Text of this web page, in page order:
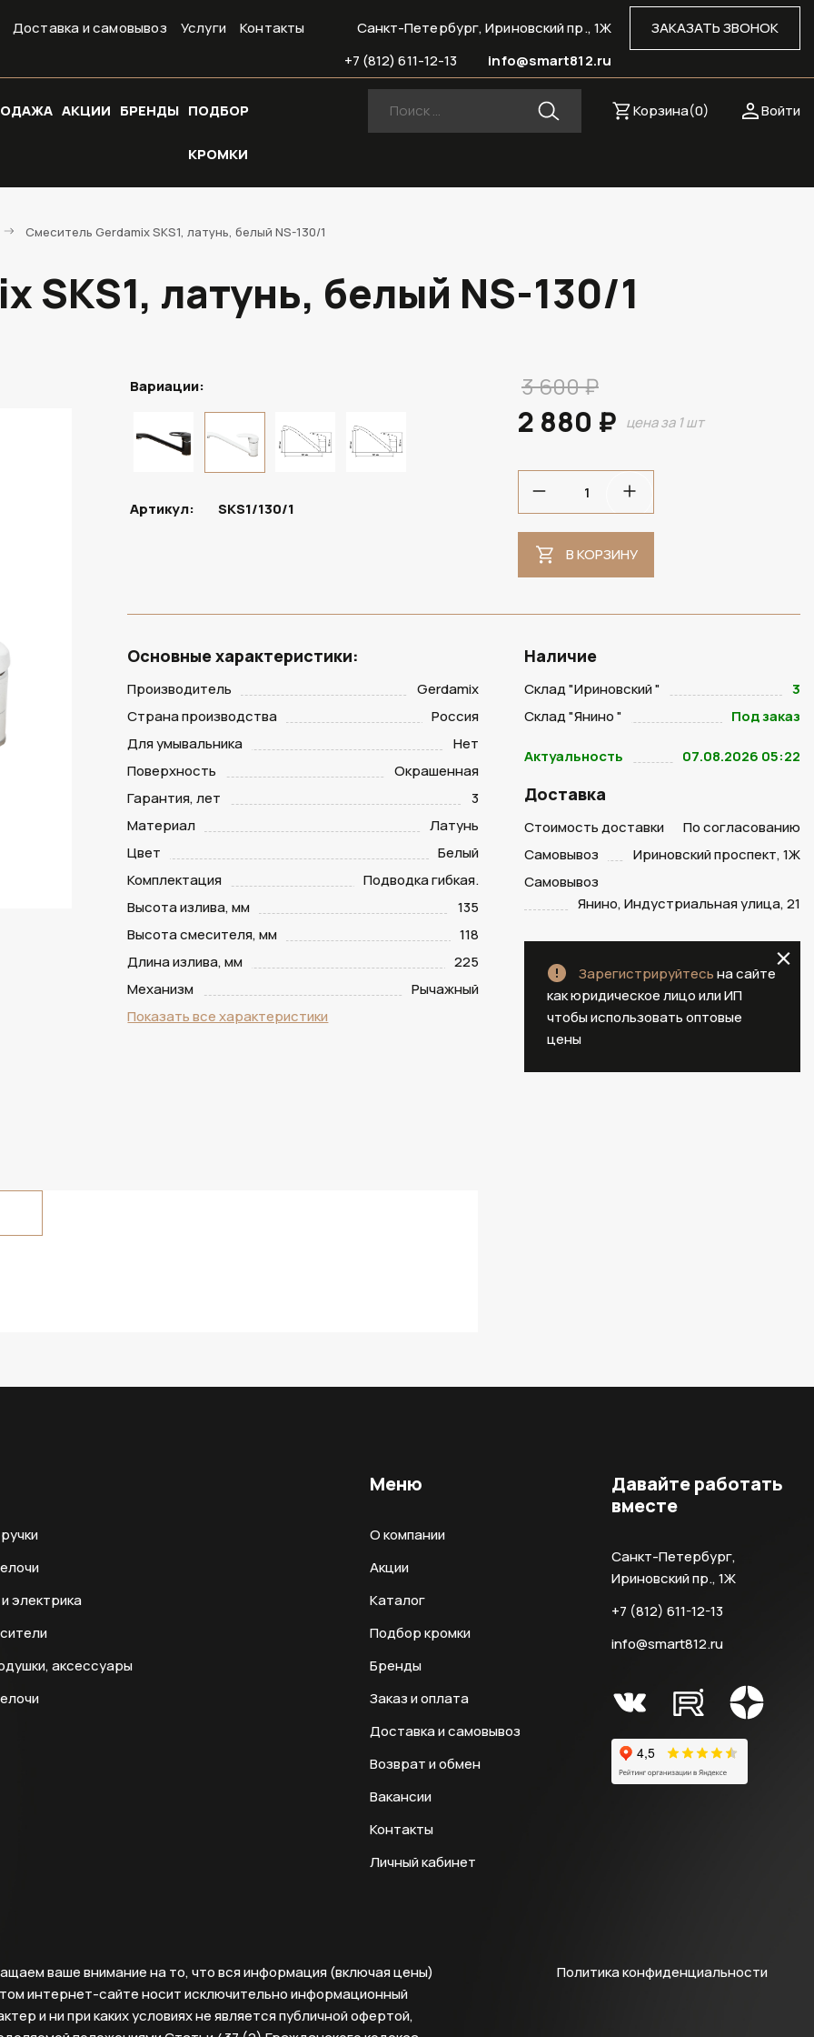
Доставка и самовывоз Услуги Контакты ЗАКАЗАТЬ ЗВОНОК
Санкт-Петербург, Ириновский пр., 1Ж
info@smart812.ru
+7 (812) 611-12-13
АКЦИИ БРЕНДЫ ПОДБОР
КРОМКИ
Войти
Корзина(0)
Смеситель Gerdamix SKS1, латунь, белый NS-130/1
SKS1, латунь, белый NS-130/1
Вариации:
Артикул: SKS1/130/1
3 600 ₽
2 880 ₽ цена за 1 шт
В КОРЗИНУ
Основные характеристики:
Производитель
Gerdamix
Страна производства
Россия
Для умывальника
Нет
Поверхность
Окрашенная
Гарантия, лет
3
Материал
Латунь
Цвет
Белый
Комплектация
Подводка гибкая.
Высота излива, мм
135
Высота смесителя, мм
118
Длина излива, мм
225
Механизм
Рычажный
Показать все характеристики
Наличие
Склад "Ириновский "
3
Склад "Янино "
Под заказ
Актуальность 07.08.2026 05:22
Доставка
Стоимость доставки
По согласованию
Самовывоз
Ириновский проспект, 1Ж
Самовывоз
Янино, Индустриальная улица, 21
Зарегистрируйтесьна сайте
как юридическое лицо или ИП
чтобы использовать оптовые
цены
электрика
аксессуары
Меню
О компании
Акции
Каталог
Подбор кромки
Бренды
Заказ и оплата
Доставка и самовывоз
Возврат и обмен
Вакансии
Контакты
Личный кабинет
Давайте работать
вместе
Санкт-Петербург,
Ириновский пр., 1Ж
+7 (812) 611-12-13
info@smart812.ru
Политика конфиденциальности
ваше внимание на то, что вся информация (включая цены)
интернет-сайте носит исключительно информационный
и ни при каких условиях не является публичной офертой,